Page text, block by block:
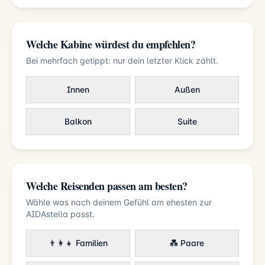
Welche Kabine würdest du empfehlen?
Bei mehrfach getippt: nur dein letzter Klick zählt.
Innen Außen
Balkon Suite
Welche Reisenden passen am besten?
Wähle was nach deinem Gefühl am ehesten zur
AIDAstella passt.
👨‍👩‍👧 Familien 💑 Paare